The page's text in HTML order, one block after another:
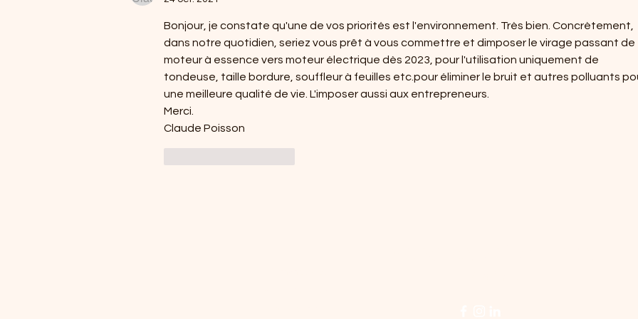
Bonjour, je constate qu'une de vos priorités est l'environnement. Très bien. Concrètement,
dans notre quotidien, seriez vous prêt à vous commettre et dimposer le virage passant de
moteur à essence vers moteur électrique dès 2023, pour l'utilisation uniquement de
tondeuse, taille bordure, souffleur à feuilles etc.pour éliminer le bruit et autres polluants
une meilleure qualité de vie. L'imposer aussi aux entrepreneurs.
Merci.
Claude Poisson